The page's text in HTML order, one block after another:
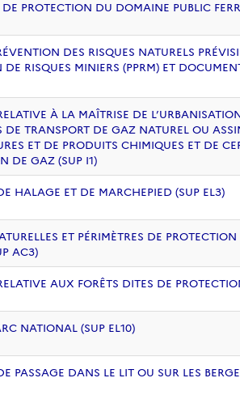
DE PROTECTION DU DOMAINE PUBLIC
DES RISQUES NATURELS
DE RISQUES MINIERS (PPRM) ET
À LA MAÎTRISE DE
TRANSPORT DE GAZ NATUREL OU
ET DE PRODUITS CHIMIQUES ET DE
DE GAZ (SUP I1)
HALAGE ET DE MARCHEPIED (SUP EL3)
ET PÉRIMÈTRES DE
AC3)
AUX FORÊTS DITES DE
NATIONAL (SUP EL10)
PASSAGE DANS LE LIT OU SUR LES